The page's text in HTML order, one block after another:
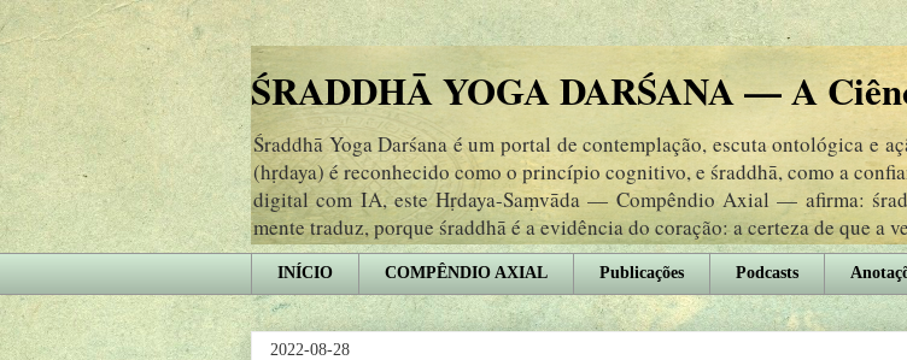
ŚRADDHĀ YOGA DARŚANA — A
Śraddhā Yoga Darśana é um portal de contemplação, escuta ontológica e
(hṛdaya) é reconhecido como o princípio cognitivo, e śraddhā, como a
digital com IA, este Hṛdaya-Saṃvāda — Compêndio Axial — afirma:
mente traduz, porque śraddhā é a evidência do coração: a certeza de que a
INÍCIO COMPÊNDIO AXIAL Publicações Podcasts
2022-08-28